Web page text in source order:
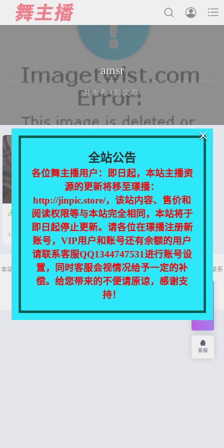



最新发布
主播合集
充值&解压说明
用户中心
会员登陆
amsr
共发布1篇文章
正在为您加载新内容
 虎牙主播-默指导 amsr [7v/116m]
4年前  0  34
本站所有资源均收集自互联网，仅供个人欣赏交流，如不慎侵犯了您的权益，请联系
我们，我们将尽快处理！
Copyright © 2026 舞主播
全站公告
各位舞主播用户：即日起，本站主播资
源的更新将移至璟播：
http://jinpic.store/，该站内容、售价和
阅读权限等与本站完全相同，本站将于
即日起停止更新。请各位在璟播注册新
账号，VIP用户和账号还有余额的用户
请联系客服QQ1344747531进行账号设
置，同时客服会视情况给予一定的补
偿。给您带来的不便请原谅，感谢支
持！
×
会员
客服